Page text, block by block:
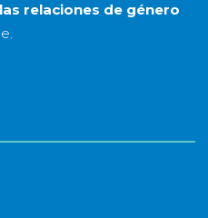
relaciones de género